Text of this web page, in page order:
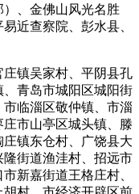
、金佛山风光名胜
近查察院、彭水县、
镇吴家村、平阴县孔
青岛市城阳区城阳街
临淄区敬仲镇、市淄
市山亭区城头镇、滕
镇东仓村、广饶县大
街道渔洼村、招远市
新嘉街道王格庄村、